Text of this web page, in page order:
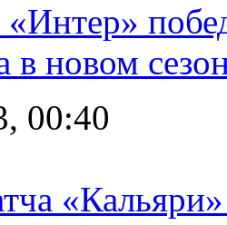
в новом
00:40